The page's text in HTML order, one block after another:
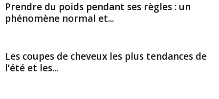
Prendre du poids pendant ses règles : un
phénomène normal et...
Les coupes de cheveux les plus tendances de
l’été et les...